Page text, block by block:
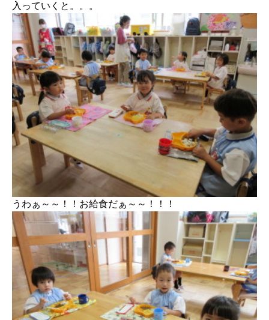
入っていくと。。。
うわぁ～～！！お給食だぁ～～！！！